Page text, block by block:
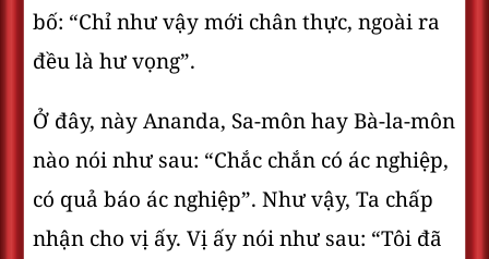
bố: “Chỉ như vậy mới chân thực, ngoài ra
đều là hư vọng”.
Ở đây, này Ananda, Sa-môn hay Bà-la-môn
nào nói như sau: “Chắc chắn có ác nghiệp,
có quả báo ác nghiệp”. Như vậy, Ta chấp
nhận cho vị ấy. Vị ấy nói như sau: “Tôi đã